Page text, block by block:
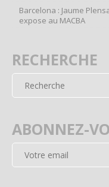
Barcelona : Jaume
expose au MACBA
RECHERCHE
ABONNEZ-